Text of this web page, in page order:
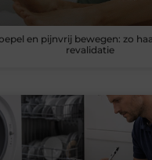
en pijnvrij bewegen: zo
revalidatie